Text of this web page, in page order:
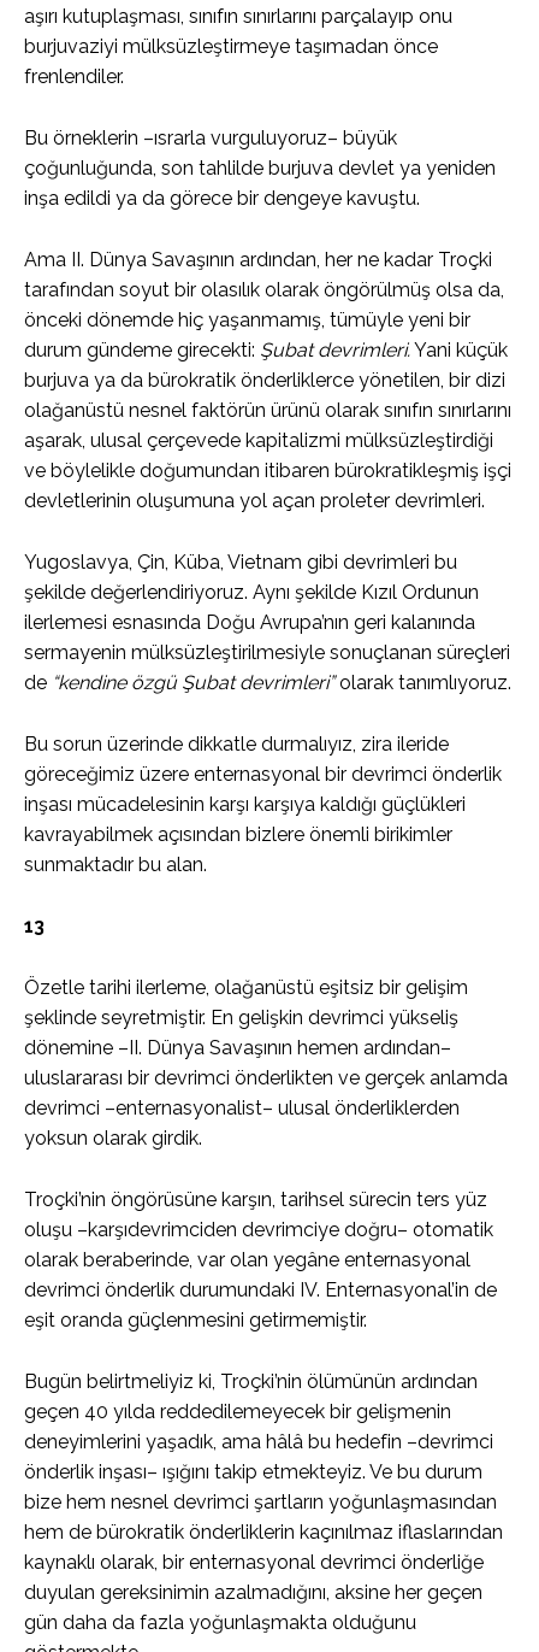
aşırı kutuplaşması, sınıfın sınırlarını parçalayıp onu
burjuvaziyi mülksüzleştirmeye taşımadan önce
frenlendiler.
Bu örneklerin –ısrarla vurguluyoruz– büyük
çoğunluğunda, son tahlilde burjuva devlet ya yeniden
inşa edildi ya da görece bir dengeye kavuştu.
Ama II. Dünya Savaşının ardından, her ne kadar Troçki
tarafından soyut bir olasılık olarak öngörülmüş olsa da,
önceki dönemde hiç yaşanmamış, tümüyle yeni bir
durum gündeme girecekti: Şubat devrimleri.Yani küçük
burjuva ya da bürokratik önderliklerce yönetilen, bir dizi
olağanüstü nesnel faktörün ürünü olarak sınıfın sınırlarını
aşarak, ulusal çerçevede kapitalizmi mülksüzleştirdiği
ve böylelikle doğumundan itibaren bürokratikleşmiş işçi
devletlerinin oluşumuna yol açan proleter devrimleri.
Yugoslavya, Çin, Küba, Vietnam gibi devrimleri bu
şekilde değerlendiriyoruz. Aynı şekilde Kızıl Ordunun
ilerlemesi esnasında Doğu Avrupa’nın geri kalanında
sermayenin mülksüzleştirilmesiyle sonuçlanan süreçleri
de “kendine özgü Şubat devrimleri”olarak tanımlıyoruz.
Bu sorun üzerinde dikkatle durmalıyız, zira ileride
göreceğimiz üzere enternasyonal bir devrimci önderlik
inşası mücadelesinin karşı karşıya kaldığı güçlükleri
kavrayabilmek açısından bizlere önemli birikimler
sunmaktadır bu alan.
13
Özetle tarihi ilerleme, olağanüstü eşitsiz bir gelişim
şeklinde seyretmiştir. En gelişkin devrimci yükseliş
dönemine –II. Dünya Savaşının hemen ardından–
uluslararası bir devrimci önderlikten ve gerçek anlamda
devrimci –enternasyonalist– ulusal önderliklerden
yoksun olarak girdik.
Troçki’nin öngörüsüne karşın, tarihsel sürecin ters yüz
oluşu –karşıdevrimciden devrimciye doğru– otomatik
olarak beraberinde, var olan yegâne enternasyonal
devrimci önderlik durumundaki IV. Enternasyonal’in de
eşit oranda güçlenmesini getirmemiştir.
Bugün belirtmeliyiz ki, Troçki’nin ölümünün ardından
geçen 40 yılda reddedilemeyecek bir gelişmenin
deneyimlerini yaşadık, ama hâlâ bu hedefin –devrimci
önderlik inşası– ışığını takip etmekteyiz. Ve bu durum
bize hem nesnel devrimci şartların yoğunlaşmasından
hem de bürokratik önderliklerin kaçınılmaz iflaslarından
kaynaklı olarak, bir enternasyonal devrimci önderliğe
duyulan gereksinimin azalmadığını, aksine her geçen
gün daha da fazla yoğunlaşmakta olduğunu